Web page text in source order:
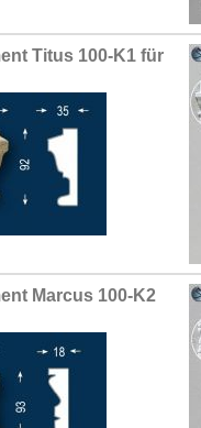
Titus 100-K1 für
Marcus 100-K2